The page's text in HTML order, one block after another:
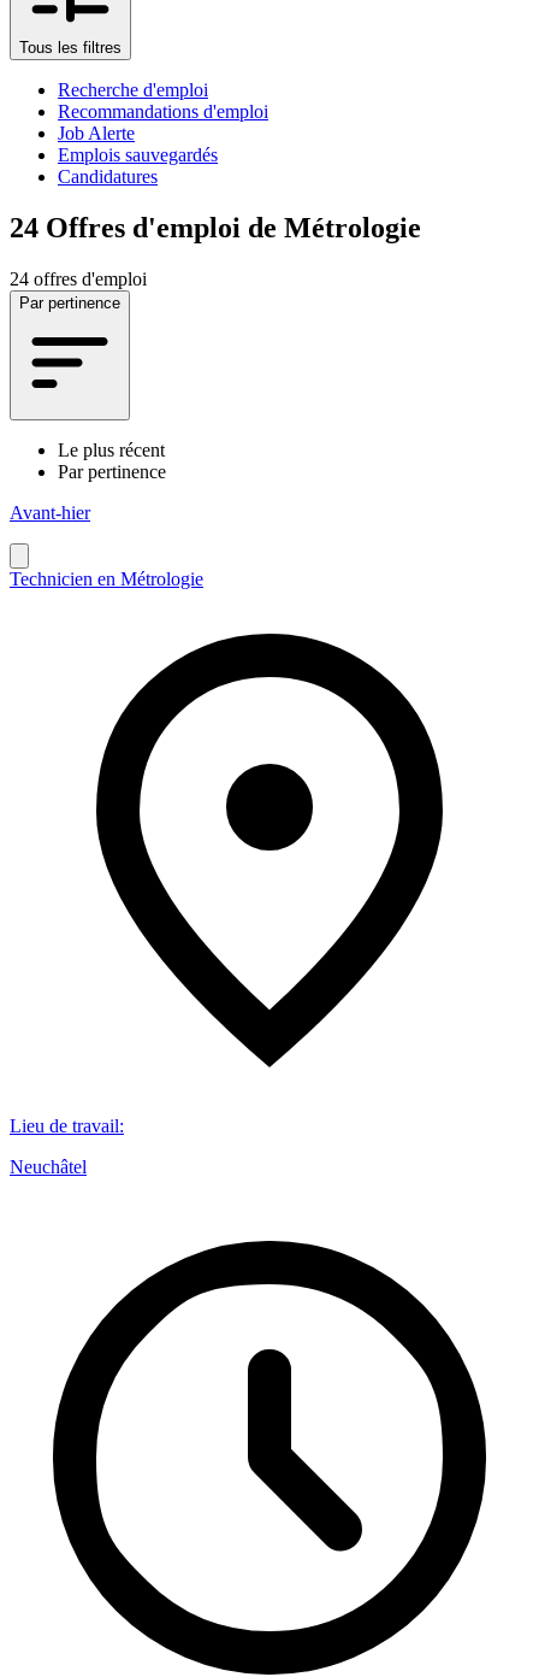
Tous les filtres
Recherche d'emploi
Recommandations d'emploi
Job Alerte
Emplois sauvegardés
Candidatures
24 Offres d'emploi de Métrologie
24 offres d'emploi
Par pertinence
Le plus récent
Par pertinence
Avant-hier
Technicien en Métrologie
Lieu de travail:
Neuchâtel